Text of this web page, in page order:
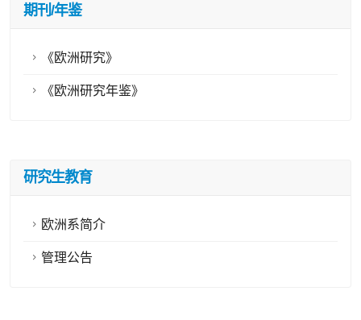
期刊/年鉴
《欧洲研究》
《欧洲研究年鉴》
研究生教育
欧洲系简介
管理公告